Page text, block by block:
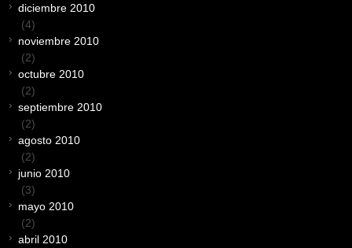
diciembre 2010
(4)
noviembre 2010
(2)
octubre 2010
(2)
septiembre 2010
(2)
agosto 2010
(2)
junio 2010
(3)
mayo 2010
(2)
abril 2010